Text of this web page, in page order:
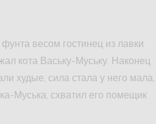
весом гостинец из лавки
кота Ваську-Муську. Наконец
худые, сила стала у него мала,
Муська, схватил его помещик